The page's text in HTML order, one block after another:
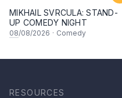
MIKHAIL SVRCULA: STAND-
UP COMEDY NIGHT
08/08/2026 · Comedy
RESOURCES